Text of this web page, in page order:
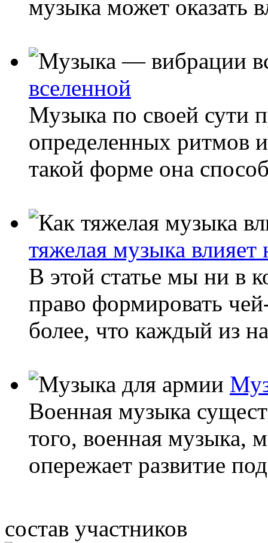
музыка может оказать
вселенной
Музыка по своей сути
определенных ритмов
такой форме она
тяжелая музыка
В этой статье мы ни в
право формировать
более, что каждый из
Военная музыка
того, военная музыка,
опережает развитие
состав участников